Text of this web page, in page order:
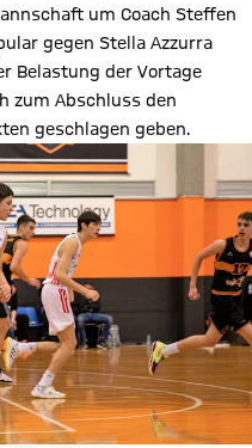
um Coach Steffen
gegen Stella Azzurra
Belastung der Vortage
zum Abschluss den
geschlagen geben.